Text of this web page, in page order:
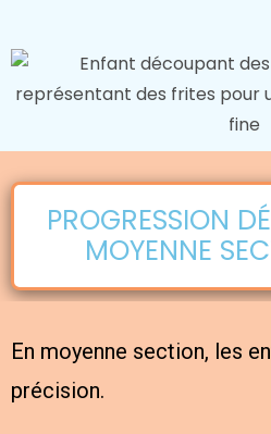
PROGRESSION
MOYENNE
En moyenne section, les
précision.